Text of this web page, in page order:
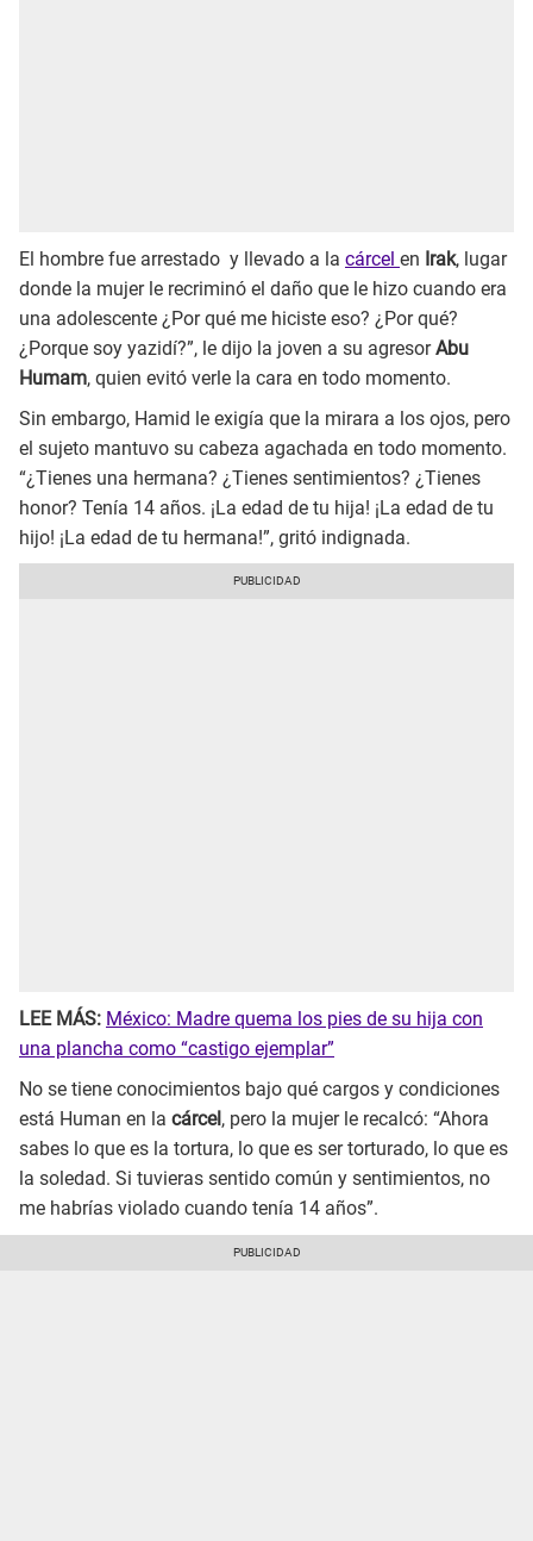
El hombre fue arrestado y llevado a la cárcel en Irak, lugar
donde la mujer le recriminó el daño que le hizo cuando era
una adolescente ¿Por qué me hiciste eso? ¿Por qué?
¿Porque soy yazidí?”, le dijo la joven a su agresorAbu
Humam, quien evitó verle la cara en todo momento.
Sin embargo, Hamid le exigía que la mirara a los ojos, pero
el sujeto mantuvo su cabeza agachada en todo momento.
“¿Tienes una hermana? ¿Tienes sentimientos? ¿Tienes
honor? Tenía 14 años. ¡La edad de tu hija! ¡La edad de tu
hijo! ¡La edad de tu hermana!”, gritó indignada.
LEE MÁS: México: Madre quema los pies de su hija con
una plancha como “castigo ejemplar”
No se tiene conocimientos bajo qué cargos y condiciones
está Human en la cárcel , pero la mujer le recalcó: “Ahora
sabes lo que es la tortura, lo que es ser torturado, lo que es
la soledad. Si tuvieras sentido común y sentimientos, no
me habrías violado cuando tenía 14 años”.